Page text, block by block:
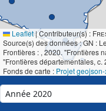
Leaflet|Contributeur(s) :
Source(s) des données : GN :
Frontières : , 2020. "Frontières
"Frontières départementales, c.
Fonds de carte : Projet